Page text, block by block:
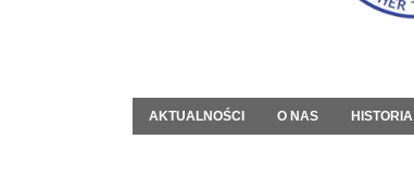
AKTUALNOŚCI O NAS HISTORIA